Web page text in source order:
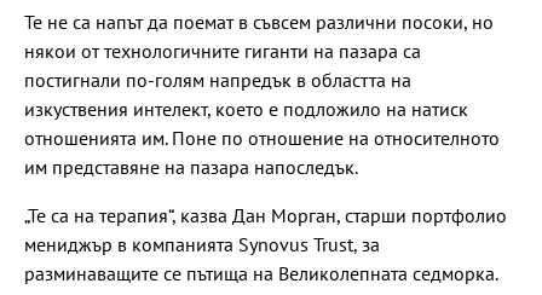
Те не са напът да поемат в съвсем различни посоки, но
някои от технологичните гиганти на пазара са
постигнали по-голям напредък в областта на
изкуствения интелект, което е подложило на натиск
отношенията им. Поне по отношение на относителното
им представяне на пазара напоследък.
„Те са на терапия“, казва Дан Морган, старши портфолио
мениджър в компанията Synovus Trust, за
разминаващите се пътища на Великолепната седморка.